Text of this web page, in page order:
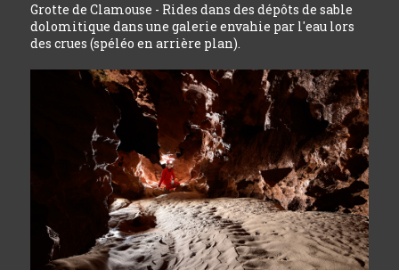
Grotte de Clamouse - Rides dans des dépôts de sable
dolomitique dans une galerie envahie par l'eau lors
des crues (spéléo en arrière plan).